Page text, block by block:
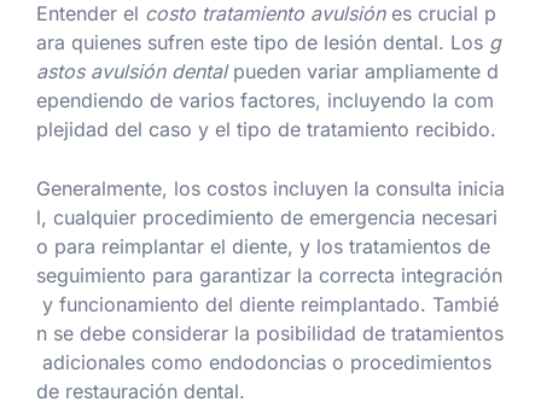
Entender el costo tratamiento avulsiónes crucial p
ara quienes sufren este tipo de lesión dental. Los g
astos avulsión dentalpueden variar ampliamente d
ependiendo de varios factores, incluyendo la com
plejidad del caso y el tipo de tratamiento recibido.
Generalmente, los costos incluyen la consulta inicia
l, cualquier procedimiento de emergencia necesari
o para reimplantar el diente, y los tratamientos de
seguimiento para garantizar la correcta integración
y funcionamiento del diente reimplantado. Tambié
n se debe considerar la posibilidad de tratamientos
adicionales como endodoncias o procedimientos
de restauración dental.